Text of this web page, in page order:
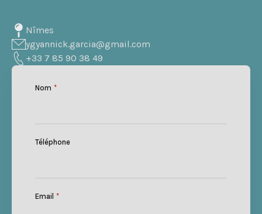
Nîmes
ygyannick.garcia@gmail.com
+33 7 85 90 38 49
Nom *
Téléphone
Email *